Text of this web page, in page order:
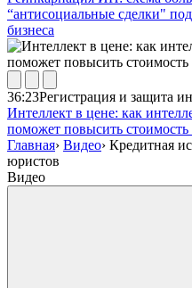
“антисоциальные сделки"
бизнеса
36:23Регистрация и защита
Интеллект в цене: как
поможет повысить
Главная› Видео› Кредитная
юристов
Видео